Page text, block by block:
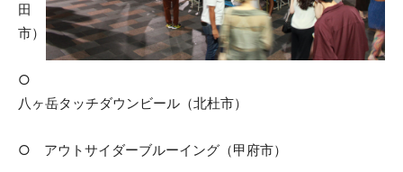
田
市）
○
八ヶ岳タッチダウンビール（北杜市）
○ アウトサイダーブルーイング（甲府市）